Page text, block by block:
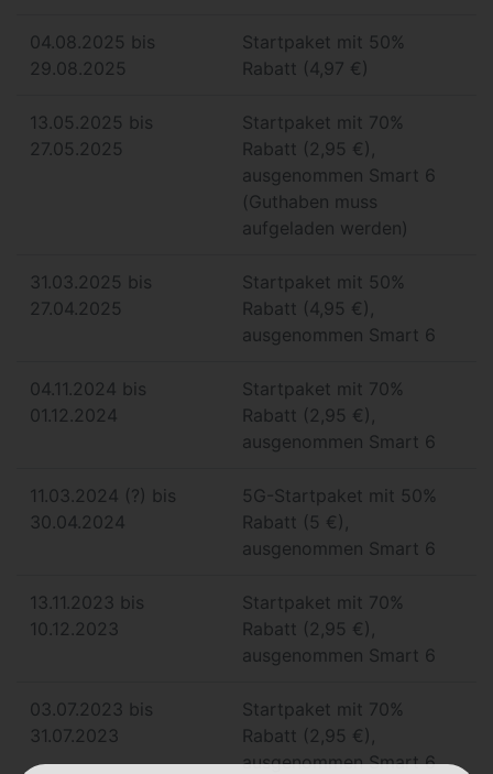
04.08.2025 bis
29.08.2025
Startpaket mit 50%
Rabatt (4,97 €)
13.05.2025 bis
27.05.2025
Startpaket mit 70%
Rabatt (2,95 €),
ausgenommen Smart 6
(Guthaben muss
aufgeladen werden)
31.03.2025 bis
27.04.2025
Startpaket mit 50%
Rabatt (4,95 €),
ausgenommen Smart 6
04.11.2024 bis
01.12.2024
Startpaket mit 70%
Rabatt (2,95 €),
ausgenommen Smart 6
11.03.2024 (?) bis
30.04.2024
5G-Startpaket mit 50%
Rabatt (5 €),
ausgenommen Smart 6
13.11.2023 bis
10.12.2023
Startpaket mit 70%
Rabatt (2,95 €),
ausgenommen Smart 6
03.07.2023 bis
31.07.2023
Startpaket mit 70%
Rabatt (2,95 €),
ausgenommen Smart 6